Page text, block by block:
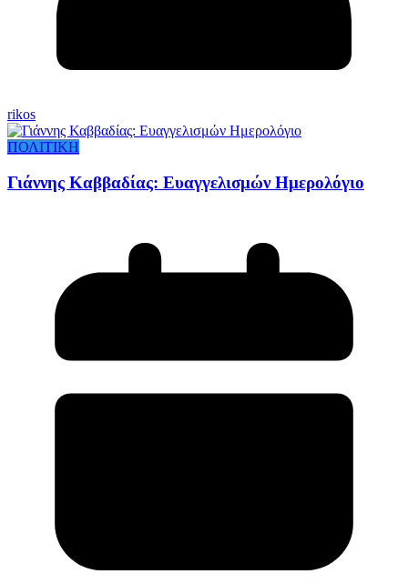
rikos
ΠΟΛΙΤΙΚΗ
Γιάννης Καββαδίας: Ευαγγελισμών Ημερολόγιο